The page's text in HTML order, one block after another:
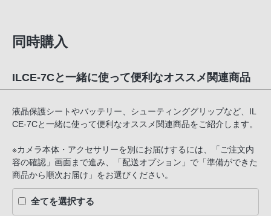
同時購入
ILCE-7Cと一緒に使って便利なオススメ関連商品
液晶保護シートやバッテリー、シューティンググリップなど、IL
CE-7Cと一緒に使って便利なオススメ関連商品をご紹介します。
※カメラ本体・アクセサリーを別にお届けするには、「ご注文内
容の確認」画面まで進み、「配送オプション」で「準備ができた
商品から順次お届け」をお選びください。
全てを選択する